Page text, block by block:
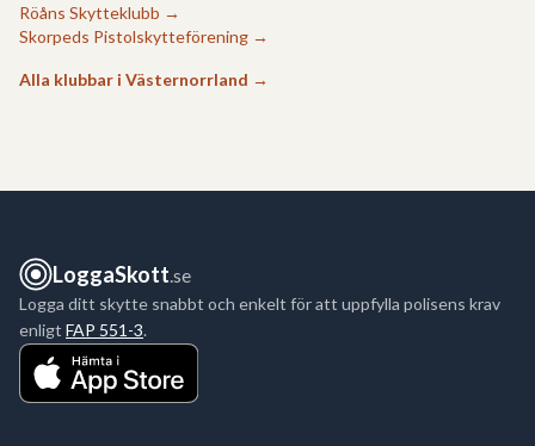
Röåns Skytteklubb →
Skorpeds Pistolskytteförening →
Alla klubbar i Västernorrland →
LoggaSkott.se
Logga ditt skytte snabbt och enkelt för att uppfylla polisens krav
enligt FAP 551-3.